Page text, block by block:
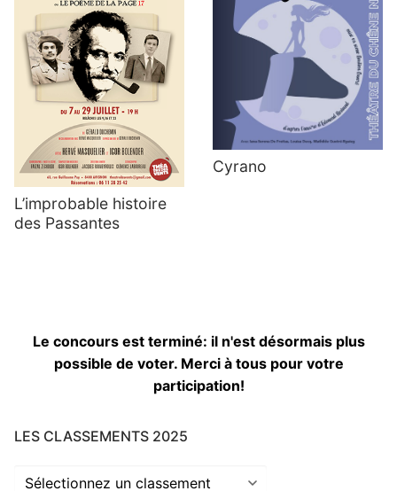
L’improbable histoire
des Passantes
Cyrano
Le concours est terminé: il n'est désormais plus
possible de voter. Merci à tous pour votre
participation!
LES CLASSEMENTS 2025
Les